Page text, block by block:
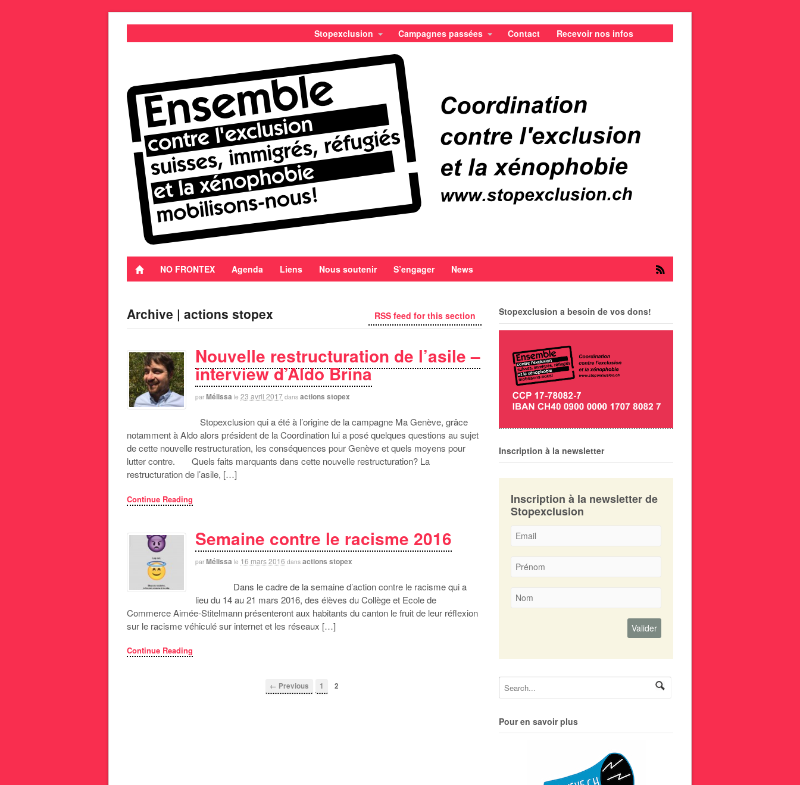
Stopexclusion Campagnes passées Contact Recevoir nos infos
NO FRONTEX Agenda Liens Nous soutenir S’engager News
Archive | actions stopex RSS feed for this section
Nouvelle restructuration de l’asile –
interview d’Aldo Brina
par Mélissa le 23 avril 2017 dans actions stopex
Stopexclusion qui a été à l’origine de la campagne Ma Genève, grâce
notamment à Aldo alors président de la Coordination lui a posé quelques questions au sujet
de cette nouvelle restructuration, les conséquences pour Genève et quels moyens pour
lutter contre. Quels faits marquants dans cette nouvelle restructuration? La
restructuration de l’asile, […]
Continue Reading
Semaine contre le racisme 2016
par Mélissa le 16 mars 2016 dans actions stopex
Dans le cadre de la semaine d’action contre le racisme qui a
lieu du 14 au 21 mars 2016, des élèves du Collège et Ecole de
Commerce Aimée-Stitelmann présenteront aux habitants du canton le fruit de leur réflexion
sur le racisme véhiculé sur internet et les réseaux […]
Continue Reading
← Previous 1 2
Stopexclusion a besoin de vos dons!
Inscription à la newsletter
Inscription à la newsletter de
Stopexclusion
Pour en savoir plus